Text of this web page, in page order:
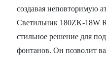
создавая неповторимую
Светильник 180ZK-18W
стильное решение для
фонтанов. Он позволит